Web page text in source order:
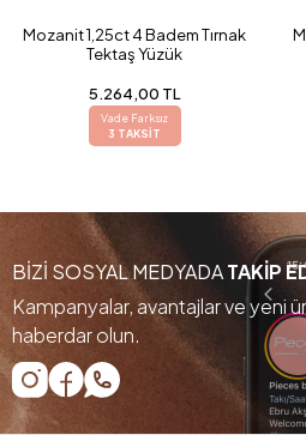
Mozanit 1,25ct 4 Badem Tırnak
Tektaş Yüzük
5.264,00 TL
Vade Farksız
3 TAKSİT
BİZİ SOSYAL MEDYADATAKİP
Kampanyalar, avantajlar ve yeni
haberdar olun.